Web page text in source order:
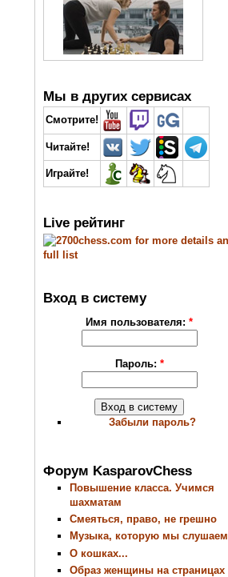
Мы в других сервисах
Смотрите!
Читайте!
Играйте!
Live рейтинг
Вход в систему
Имя пользователя:*
Пароль: *
Забыли пароль?
Форум KasparovChess
Повышение класса. Учимся
шахматам
Смеяться, право, не грешно
Музыка, которую мы слушаем
О кошках...
Образ женщины на страницах